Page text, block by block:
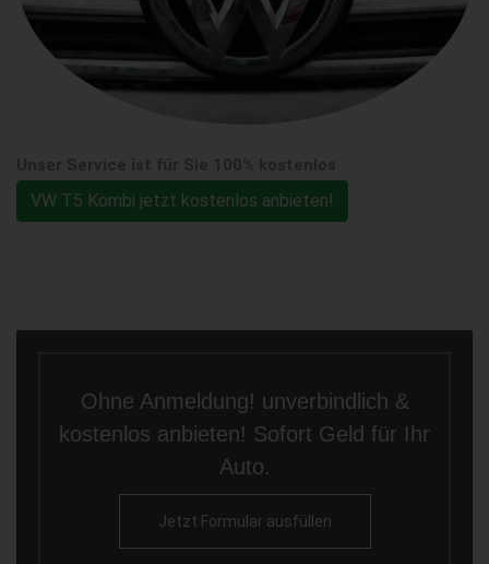
VW T5 Kombi jetzt kostenlos anbieten!
Ohne Anmeldung! unverbindlich &
kostenlos anbieten! Sofort Geld für Ihr
Auto.
Jetzt Formular ausfüllen